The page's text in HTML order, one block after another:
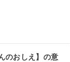
のおしえ】の意